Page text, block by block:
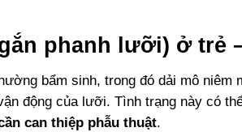
phanh lưỡi) ở trẻ
bẩm sinh, trong đó dải mô
động của lưỡi. Tình trạng này có
can thiệp phẫu thuật.